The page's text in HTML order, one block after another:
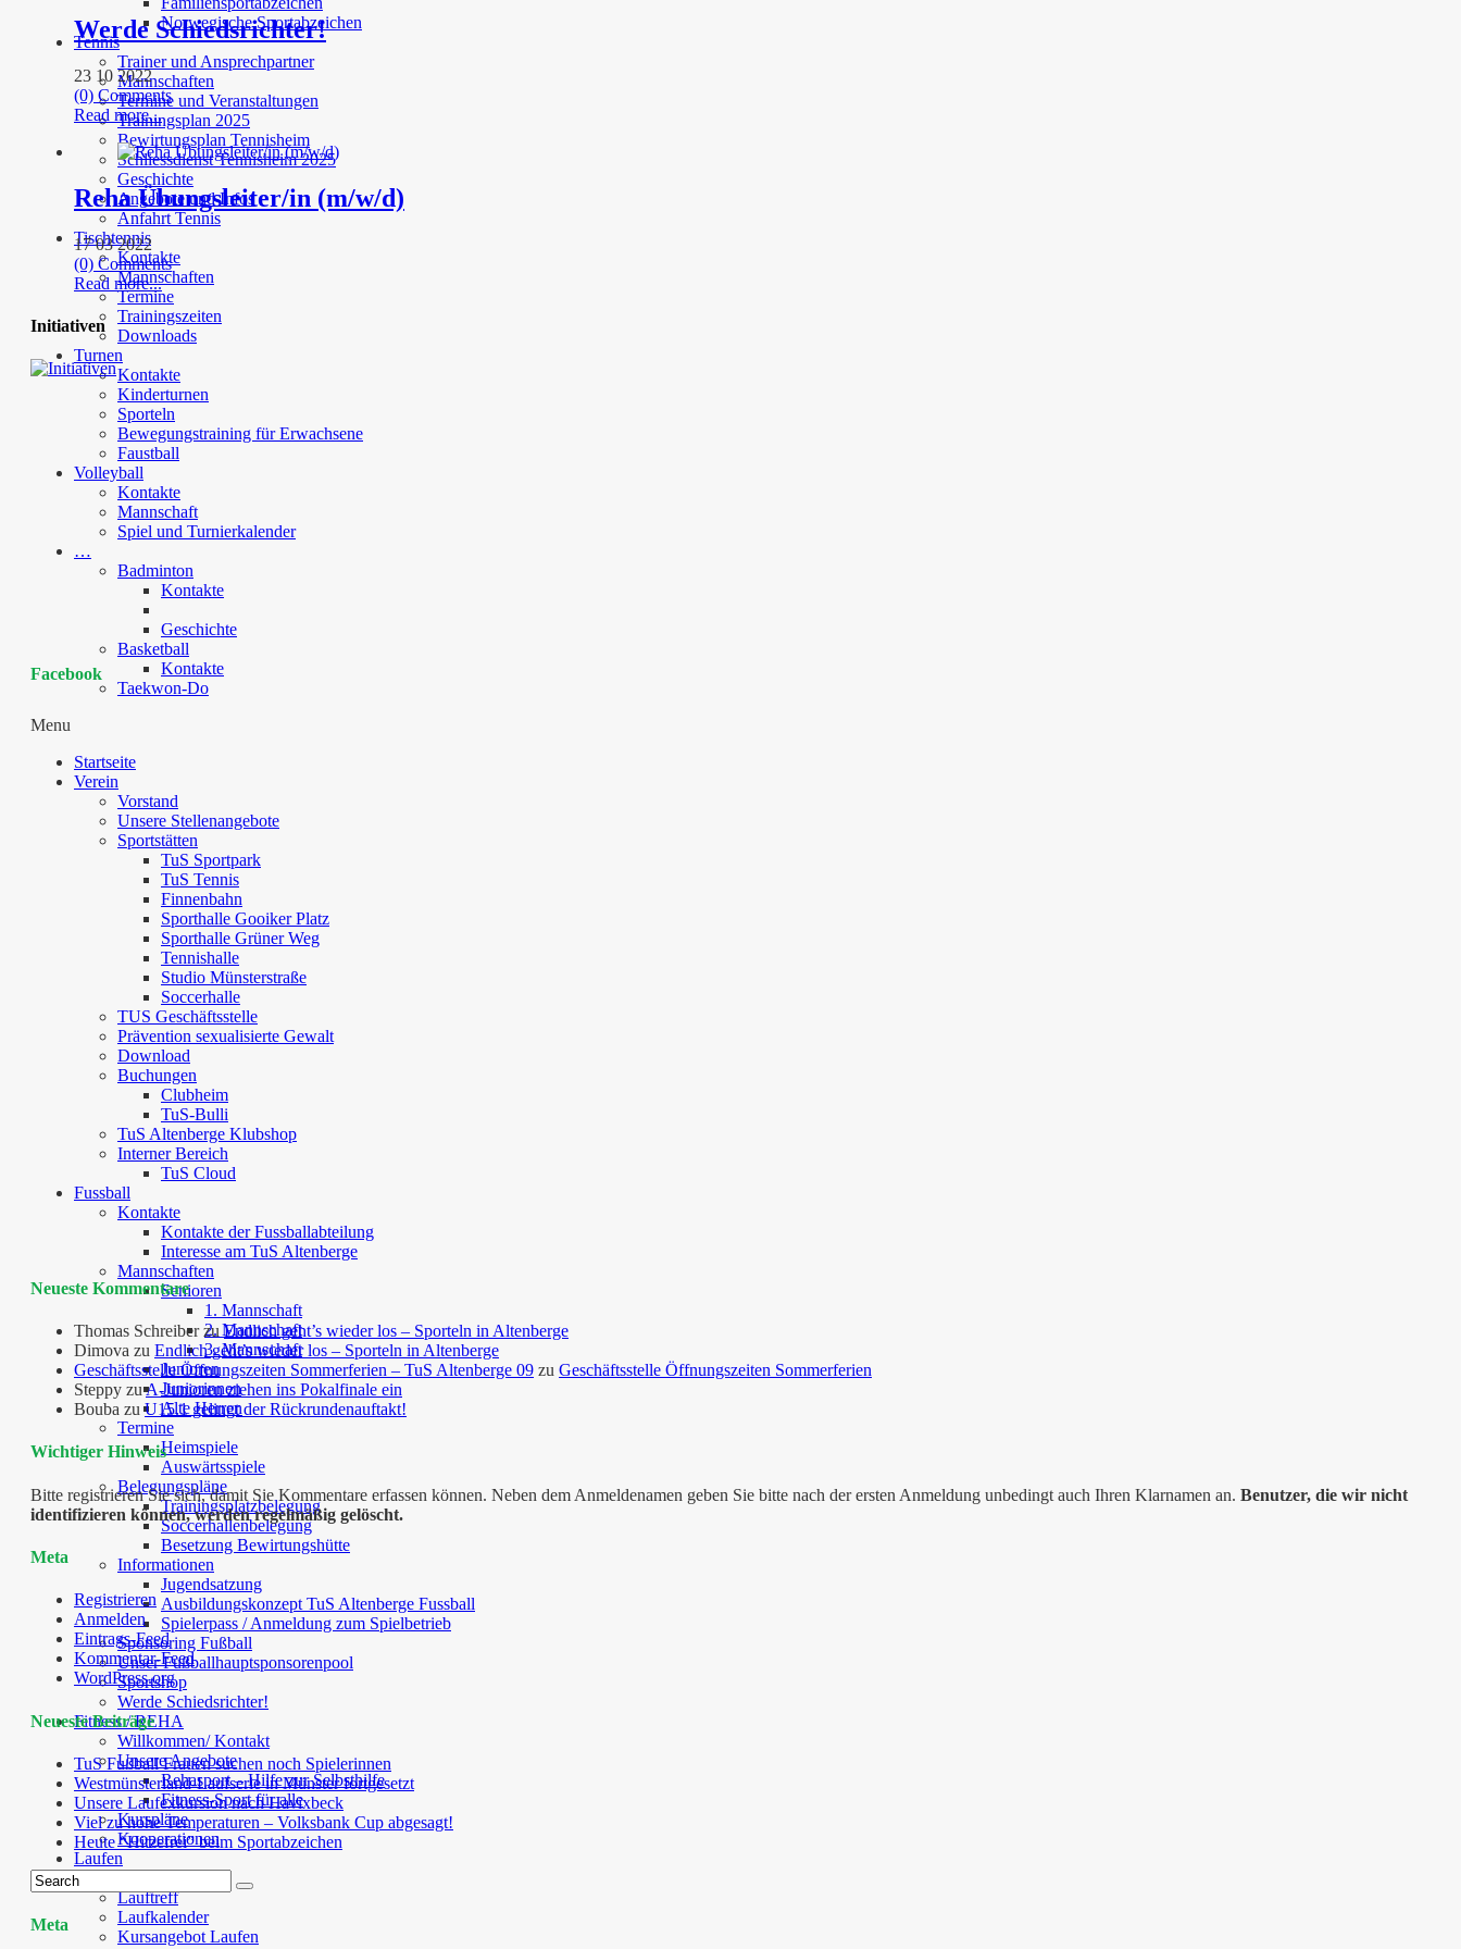
Norwegische Sportabzeichen
Tennis
Trainer und Ansprechpartner
Mannschaften
Termine und Veranstaltungen
Trainingsplan 2025
Bewirtungsplan Tennisheim
Schliessdienst Tennisheim 2025
Geschichte
Angebote und Infos
Anfahrt Tennis
Tischtennis
Kontakte
Mannschaften
Termine
Trainingszeiten
Downloads
Turnen
Kontakte
Kinderturnen
Sporteln
Bewegungstraining für Erwachsene
Faustball
Volleyball
Kontakte
Mannschaft
Spiel und Turnierkalender
…
Badminton
Kontakte
Geschichte
Basketball
Kontakte
Taekwon-Do
Menu
Startseite
Verein
Vorstand
Unsere Stellenangebote
Sportstätten
TuS Sportpark
TuS Tennis
Finnenbahn
Sporthalle Gooiker Platz
Sporthalle Grüner Weg
Tennishalle
Studio Münsterstraße
Soccerhalle
TUS Geschäftsstelle
Prävention sexualisierte Gewalt
Download
Buchungen
Clubheim
TuS-Bulli
TuS Altenberge Klubshop
Interner Bereich
TuS Cloud
Fussball
Kontakte
Kontakte der Fussballabteilung
Interesse am TuS Altenberge
Mannschaften
Senioren
1. Mannschaft
2. Mannschaft
3. Mannschaft
Junioren
Juniorinnen
Alte Herren
Termine
Heimspiele
Auswärtsspiele
Belegungspläne
Trainingsplatzbelegung
Soccerhallenbelegung
Besetzung Bewirtungshütte
Informationen
Jugendsatzung
Ausbildungskonzept TuS Altenberge Fussball
Spielerpass / Anmeldung zum Spielbetrieb
Sponsoring Fußball
Unser Fußballhauptsponsorenpool
Sportshop
Werde Schiedsrichter!
Fitness / REHA
Willkommen/ Kontakt
Unsere Angebote
Rehasport – Hilfe zur Selbsthilfe
Fitness-Sport für alle
Kurspläne
Kooperationen
Laufen
Lauftreff
Laufkalender
Kursangebot Laufen
Werde Schiedsrichter!
23 10 2022
(0) Comments
Read more...
Reha Übungsleiter/in (m/w/d)
17 03 2022
(0) Comments
Read more...
Initiativen
Facebook
Neueste Kommentare
Thomas SchreiberzuEndlich geht’s wieder los – Sporteln in Altenberge
Dimova zu Endlich geht’s wieder los – Sporteln in Altenberge
Geschäftsstelle Öffnungszeiten Sommerferien – TuS Altenberge 09 zu Geschäftsstelle Öffnungszeiten Sommerferien
Steppy zuA-Junioren ziehen ins Pokalfinale ein
Bouba zuU15.1 gelingt der Rückrundenauftakt!
Wichtiger Hinweis
Bitte registrieren Sie sich, damit Sie Kommentare erfassen können. Neben dem Anmeldenamen geben Sie bitte nach der ersten Anmeldung unbedingt auch Ihren Klarnamen an. Benutzer, die wir nicht
identifizieren können, werden regelmäßig gelöscht.
Meta
Registrieren
Anmelden
Eintrags-Feed
Kommentar-Feed
WordPress.org
Neueste Beiträge
TuS Fußball Frauen suchen noch Spielerinnen
Westmünsterland-Laufserie in Münster fortgesetzt
Unsere Laufexkursion nach Havixbeck
Viel zu hohe Temperaturen – Volksbank Cup abgesagt!
Heute “Hitzefrei” beim Sportabzeichen
Meta